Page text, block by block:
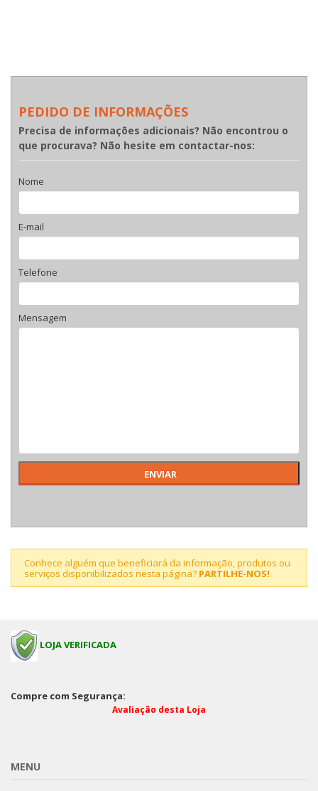
PEDIDO DE INFORMAÇÕES
Precisa de informações adicionais? Não encontrou o
que procurava? Não hesite em contactar-nos:
Nome
E-mail
Telefone
Mensagem
Conhece alguém que beneficiará da informação, produtos ou
serviços disponibilizados nesta página? PARTILHE-NOS!
LOJA VERIFICADA
Compre com Segurança:
Avaliação desta Loja
MENU